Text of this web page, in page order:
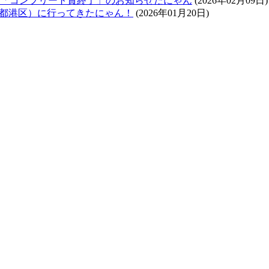
港区）に行ってきたにゃん！
(2026年01月20日)